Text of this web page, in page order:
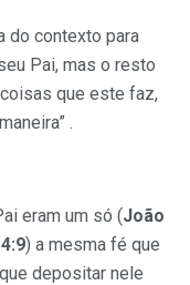
do contexto para
Pai, mas o resto
que este faz,
.
eram um só (João
) a mesma fé que
depositar nele